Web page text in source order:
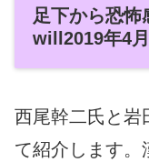
足下から恐怖
will2019年4
西尾幹二氏と岩
て紹介します。